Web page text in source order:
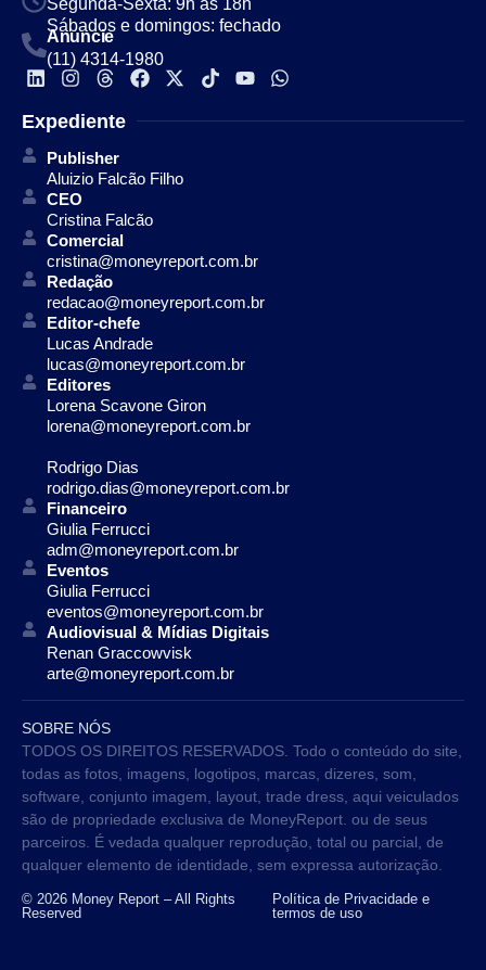
Segunda-Sexta: 9h às 18h
Sábados e domingos: fechado
Anuncie
(11) 4314-1980
Expediente
Publisher
Aluizio Falcão Filho
CEO
Cristina Falcão
Comercial
cristina@moneyreport.com.br
Redação
redacao@moneyreport.com.br
Editor-chefe
Lucas Andrade
lucas@moneyreport.com.br
Editores
Lorena Scavone Giron
lorena@moneyreport.com.br
Rodrigo Dias
rodrigo.dias@moneyreport.com.br
Financeiro
Giulia Ferrucci
adm@moneyreport.com.br
Eventos
Giulia Ferrucci
eventos@moneyreport.com.br
Audiovisual & Mídias Digitais
Renan Graccowvisk
arte@moneyreport.com.br
SOBRE NÓS
TODOS OS DIREITOS RESERVADOS. Todo o conteúdo do site,
todas as fotos, imagens, logotipos, marcas, dizeres, som,
software, conjunto imagem, layout, trade dress, aqui veiculados
são de propriedade exclusiva de MoneyReport. ou de seus
parceiros. É vedada qualquer reprodução, total ou parcial, de
qualquer elemento de identidade, sem expressa autorização.
© 2026 Money Report – All Rights
Reserved
Política de Privacidade e
termos de uso